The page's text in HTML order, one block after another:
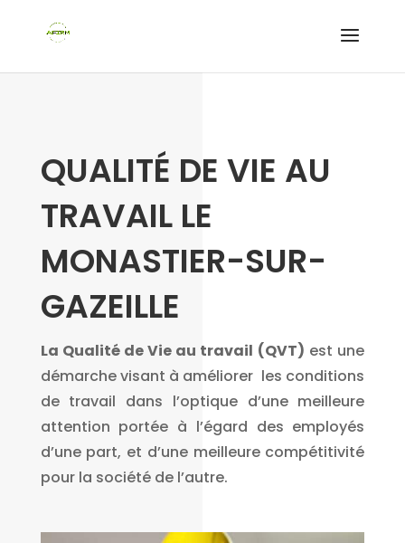
QUALITÉ DE VIE AU
TRAVAIL LE
MONASTIER-SUR-
GAZEILLE
La Qualité de Vie au travail (QVT) est une
démarche visant à améliorer les conditions
de travail dans l’optique d’une meilleure
attention portée à l’égard des employés
d’une part, et d’une meilleure compétitivité
pour la société de l’autre.